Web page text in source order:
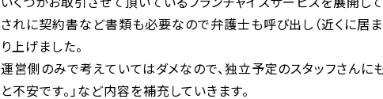
されに契約書など書類も必要なので弁護士も呼び出し（近くに居ま
り上げました。
運営側のみで考えていてはダメなので、独立予定のスタッフさんに
と不安です。」など内容を補充していきます。